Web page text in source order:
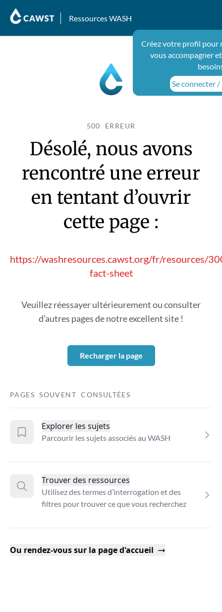
Ressources WASH
Créez votre profil pour
vous accompagner
Se connecter
500 ERREUR
Désolé, nous avons
rencontré une erreur
en tentant d’ouvrir
cette page :
https://washresources.cawst.org/fr/resources/
fact-sheet
Veuillez réessayer ultérieurement ou consulter
d’autres pages de notre excellent site !
Recharger la page
PAGES SOUVENT CONSULTÉES
Explorer les sujets
Parcourir les sujets associés au WASH
Trouver des ressources
Utilisez des termes d’interrogation et des
filtres pour trouver ce que vous recherchez
Ou rendez-vous sur la page d'accueil